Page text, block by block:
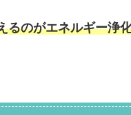
るのがエネルギー浄